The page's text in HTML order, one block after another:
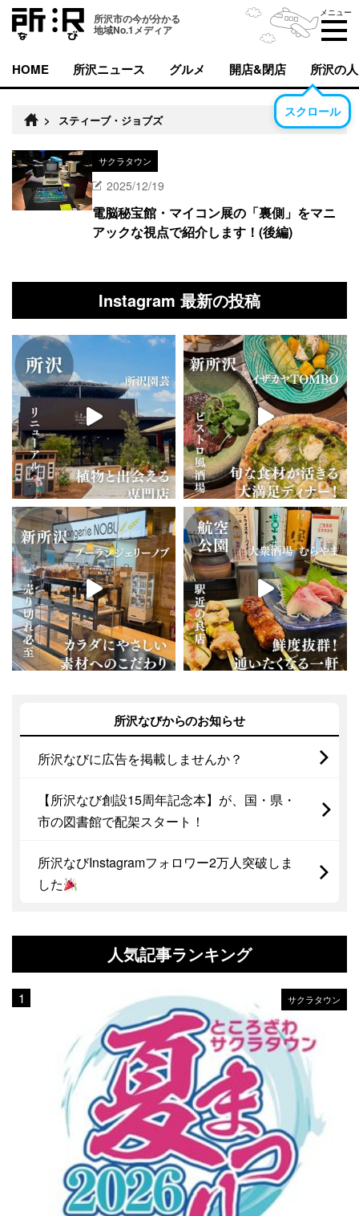
所沢市の今が分かる
地域No.1メディア
メニュー
HOME 所沢ニュース グルメ 開店&閉店 所沢の人
スクロール
> スティーブ・ジョブズ
サクラタウン
2025/12/19
電脳秘宝館・マイコン展の「裏側」をマニ
アックな視点で紹介します！(後編)
Instagram 最新の投稿
所沢なびからのお知らせ
所沢なびに広告を掲載しませんか？
【所沢なび創設15周年記念本】が、国・県・
市の図書館で配架スタート！
所沢なびInstagramフォロワー2万人突破しま
した
人気記事ランキング
サクラタウン